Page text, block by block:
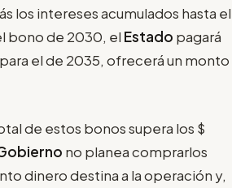
los intereses acumulados hasta el
bono de 2030, el Estado pagará
el de 2035, ofrecerá un monto
de estos bonos supera los $
no planea comprarlos
dinero destina a la operación y,